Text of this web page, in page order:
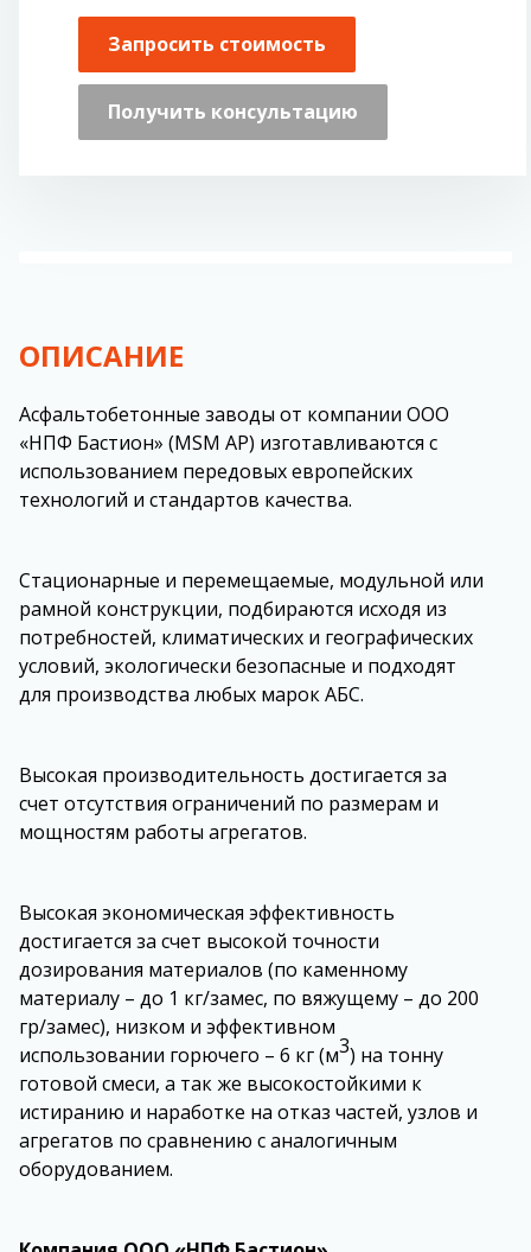
Запросить стоимость
Получить консультацию
ОПИСАНИЕ
Асфальтобетонные заводы от компании ООО
«НПФ Бастион» (MSM AP) изготавливаются с
использованием передовых европейских
технологий и стандартов качества.
Стационарные и перемещаемые, модульной или
рамной конструкции, подбираются исходя из
потребностей, климатических и географических
условий, экологически безопасные и подходят
для производства любых марок АБС.
Высокая производительность достигается за
счет отсутствия ограничений по размерам и
мощностям работы агрегатов.
Высокая экономическая эффективность
достигается за счет высокой точности
дозирования материалов (по каменному
материалу – до 1 кг/замес, по вяжущему – до 200
гр/замес), низком и эффективном
использовании горючего – 6 кг (м3) на тонну
готовой смеси, а так же высокостойкими к
истиранию и наработке на отказ частей, узлов и
агрегатов по сравнению с аналогичным
оборудованием.